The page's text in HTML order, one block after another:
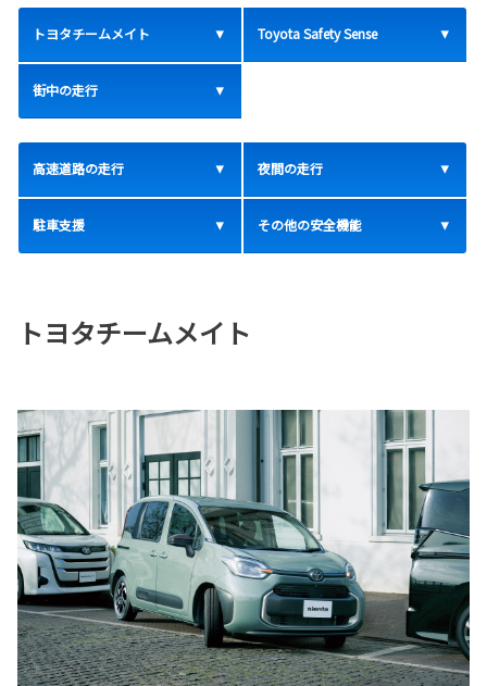
トヨタチームメイト Toyota Safety Sense
街中の走行
高速道路の走行 夜間の走行
駐車支援 その他の安全機能
トヨタチームメイト